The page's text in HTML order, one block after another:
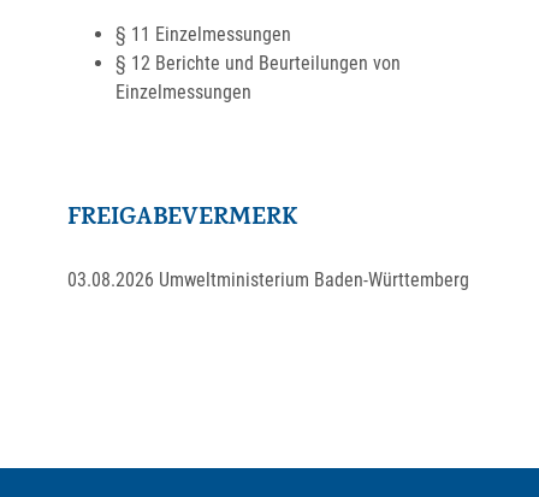
§ 11 Einzelmessungen
§ 12 Berichte und Beurteilungen von
Einzelmessungen
FREIGABEVERMERK
03.08.2026 Umweltministerium Baden-Württemberg